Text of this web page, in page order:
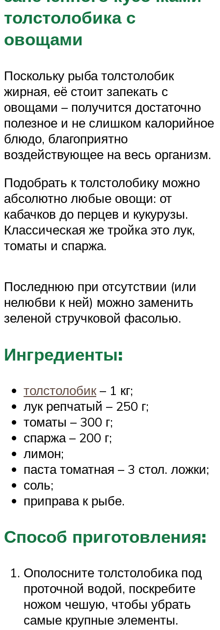
толстолобика с
овощами
Поскольку рыба толстолобик
жирная, её стоит запекать с
овощами – получится достаточно
полезное и не слишком калорийное
блюдо, благоприятно
воздействующее на весь организм.
Подобрать к толстолобику можно
абсолютно любые овощи: от
кабачков до перцев и кукурузы.
Классическая же тройка это лук,
томаты и спаржа.
Последнюю при отсутствии (или
нелюбви к ней) можно заменить
зеленой стручковой фасолью.
Ингредиенты:
толстолобик – 1 кг;
лук репчатый – 250 г;
томаты – 300 г;
спаржа – 200 г;
лимон;
паста томатная – 3 стол. ложки;
соль;
приправа к рыбе.
Способ приготовления:
Ополосните толстолобика под
проточной водой, поскребите
ножом чешую, чтобы убрать
самые крупные элементы.